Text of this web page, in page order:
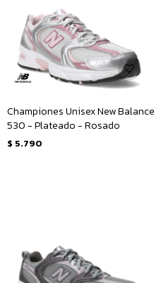
Championes Unisex New Balance
530 - Plateado - Rosado
$ 5.790